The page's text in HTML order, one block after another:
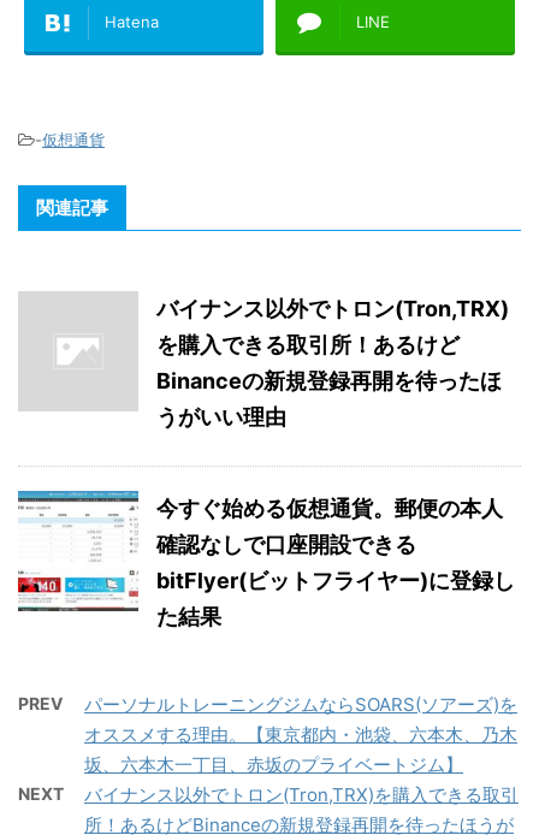
Hatena LINE
-仮想通貨
関連記事
バイナンス以外でトロン(Tron,TRX)
を購入できる取引所！あるけど
Binanceの新規登録再開を待ったほ
うがいい理由
今すぐ始める仮想通貨。郵便の本人
確認なしで口座開設できる
bitFlyer(ビットフライヤー)に登録し
た結果
PREV
パーソナルトレーニングジムならSOARS(ソアーズ)を
オススメする理由。【東京都内・池袋、六本木、乃木
坂、六本木一丁目、赤坂のプライベートジム】
NEXT
バイナンス以外でトロン(Tron,TRX)を購入できる取引
所！あるけどBinanceの新規登録再開を待ったほうが